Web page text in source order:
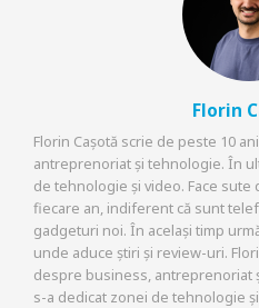
Florin
Florin Cașotă scrie de peste 10
antreprenoriat și tehnologie. În
de tehnologie și video. Face
fiecare an, indiferent că sunt
gadgeturi noi. În același timp
unde aduce știri și review-uri.
despre business, antreprenoriat
s-a dedicat zonei de tehnologie și